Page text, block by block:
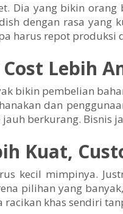
Dia yang bikin
dengan rasa yang
harus repot
Lebih
bikin pembelian
dan
berkurang. Bisnis
Kuat,
kecil mimpinya.
pilihan yang
khas sendiri